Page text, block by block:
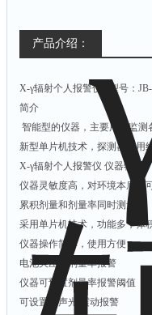
产品介绍：
X-γ辐射个人报警仪 型号：JB-
简介
智能型的仪器，主要用来监
新型单片机技术，探测器采用
X-γ辐射个人报警仪 仪器特点
仪器灵敏度高，对环境本底亦
累积剂量和剂量率同时测量
采用单片机技术，功能多，体
仪器操作简单，使用方便
电池欠压与剂量率报警
仪器可预置剂量率报警阈值
可设置为声光/震动报警